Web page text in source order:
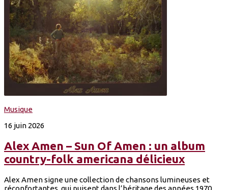
Musique
16 juin 2026
Alex Amen – Sun Of Amen : un album
country-folk americana délicieux
Alex Amen signe une collection de chansons lumineuses et
réconfortantes, qui puisent dans l’héritage des années 1970.